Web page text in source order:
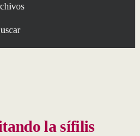
la sífilis